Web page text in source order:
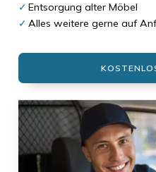
Entsorgung alter Möbel
Alles weitere gerne auf